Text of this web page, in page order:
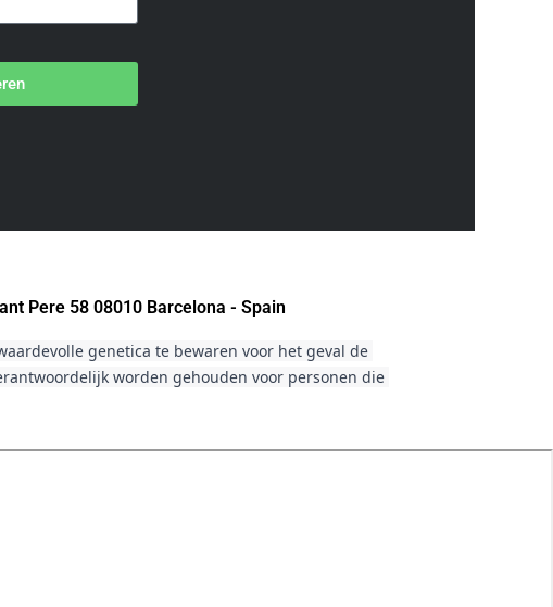
Pere 58 08010 Barcelona - Spain
genetica te bewaren voor het geval de
worden gehouden voor personen die